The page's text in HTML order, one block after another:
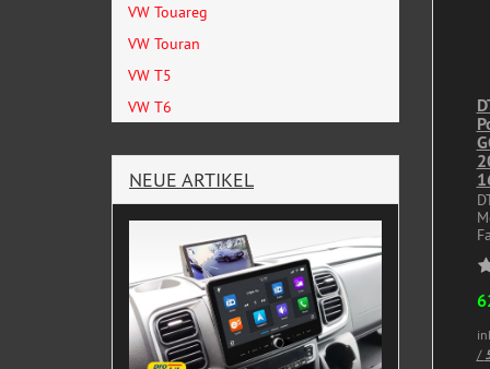
/
VW Touareg
VW Touran
VW T5
VW T6
NEUE ARTIKEL